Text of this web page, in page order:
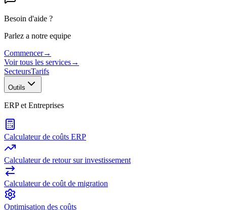
Besoin d'aide ?
Parlez a notre equipe
Commencer→
Voir tous les services→
SecteursTarifs
Outils
ERP et Entreprises
Calculateur de coûts ERP
Calculateur de retour sur investissement
Calculateur de coût de migration
Optimisation des coûts